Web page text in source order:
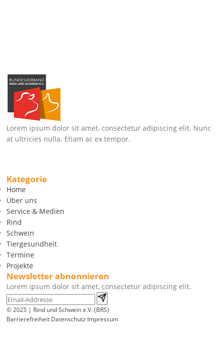
Lorem ipsum dolor sit amet, consectetur adipiscing elit. Nunc
at ultricies nulla. Etiam ac ex tempor.
Kategorie
Home
Über uns
Service & Medien
Rind
Schwein
Tiergesundheit
Termine
Projekte
Newsletter abnonnieren
Lorem ipsum dolor sit amet, consectetur adipiscing elit.
© 2025 | Rind und Schwein e.V. (BRS)
Barrierefreiheit Datenschutz Impressum